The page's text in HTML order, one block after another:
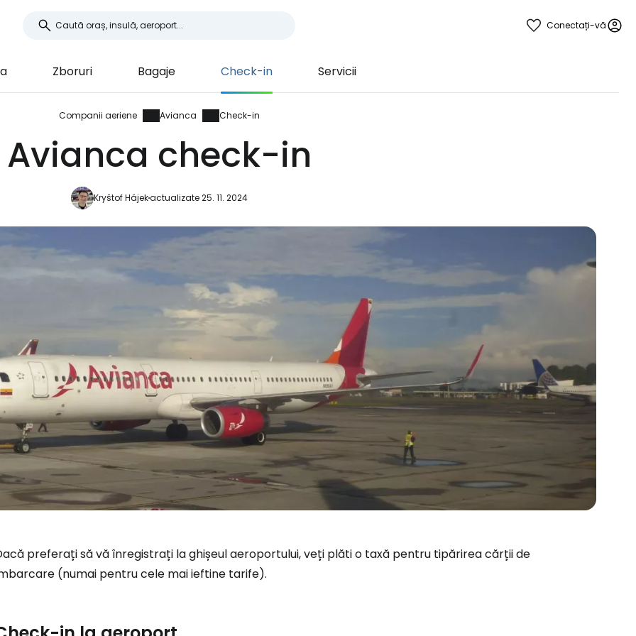
Conectați-vă
Zboruri Bagaje Check-in Servicii
Companii aeriene Avianca Check-in
Avianca check-in
Kryštof Hájekactualizate 25. 11. 2024
preferați să vă înregistrați la ghișeul aeroportului, veți plăti o taxă pentru tipărirea cărții de
(numai pentru cele mai ieftine tarife).